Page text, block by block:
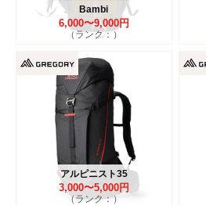
Bambi
6,000〜9,000円
（ランク：）
アルピニスト35
3,000〜5,000円
（ランク：）